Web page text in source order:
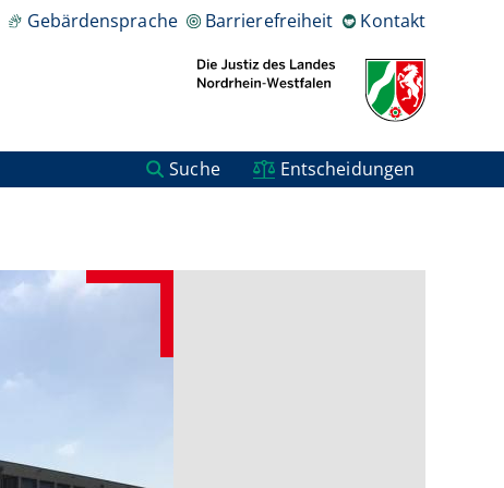
Gebärdensprache Barrierefreiheit Kontakt
Suche Entscheidungen